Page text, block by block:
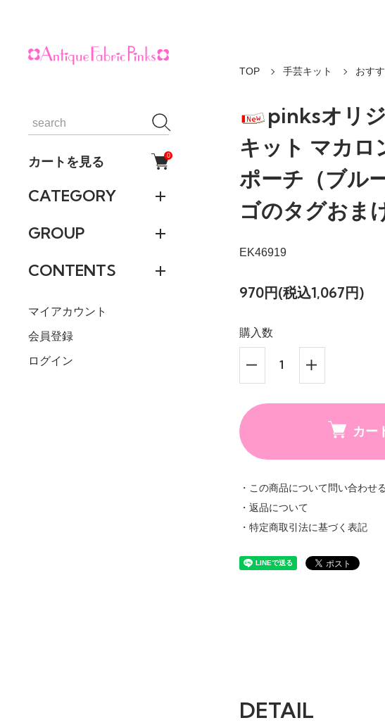
カートを見る 0
CATEGORY
GROUP
CONTENTS
マイアカウント
会員登録
ログイン
TOP 手芸キット おす
pinksオリ
キット マカロ
ポーチ（ブル
ゴのタグおま
EK46919
970円(税込1,067円)
購入数
カー
・この商品について問い合わせる
・返品について
・特定商取引法に基づく表記
DETAIL